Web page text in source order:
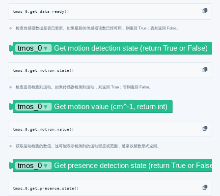
tmos_0.get_data_ready()
检查传感器数据是否已更新。如果最新的传感器读数已经可用，则返回 True；否则返回 False。
tmos_0.get_motion_state()
检查是否检测到运动。如果传感器检测到运动，则返回 True；否则返回 False。
tmos_0.get_motion_value()
获取运动检测的数值。这可能表示检测到的运动强度或范围，通常以整数形式返回。
tmos_0.get_presence_state()